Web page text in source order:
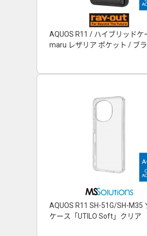
AQUOS R11 / ハイブリッドケ
maru レザリア ポケット / ブ
AQUOS R11 SH-51G/SH-M35
ケース「UTILO Soft」クリア